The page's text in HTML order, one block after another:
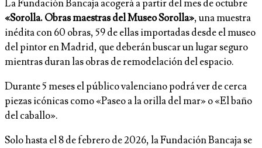
La Fundación Bancaja acogerá a partir del mes de octubre
«Sorolla. Obras maestras del Museo Sorolla», una muestra
inédita con 60 obras, 59 de ellas importadas desde el museo
del pintor en Madrid, que deberán buscar un lugar seguro
mientras duran las obras de remodelación del espacio.
Durante 5 meses el público valenciano podrá ver de cerca
piezas icónicas como «Paseo a la orilla del mar» o «El baño
del caballo».
Solo hasta el 8 de febrero de 2026, la Fundación Bancaja se